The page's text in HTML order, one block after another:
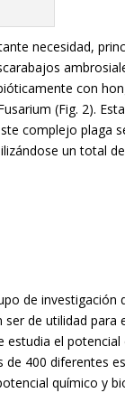
necesidad,
con
(Fig. 2).
complejo plaga
un total
de investigación
de utilidad para
el potencial
400 diferentes
químico y